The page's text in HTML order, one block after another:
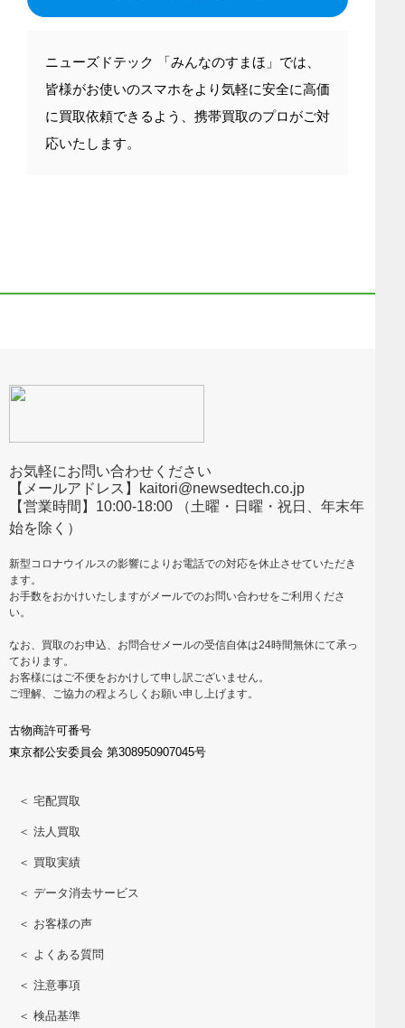
ニューズドテック 「みんなのすまほ」では、
皆様がお使いのスマホをより気軽に安全に高価
に買取依頼できるよう、携帯買取のプロがご対
応いたします。
お気軽にお問い合わせください
【メールアドレス】kaitori@newsedtech.co.jp
【営業時間】10:00-18:00 （土曜・日曜・祝日、年末年
始を除く）
新型コロナウイルスの影響によりお電話での対応を休止させていただき
ます。
お手数をおかけいたしますがメールでのお問い合わせをご利用くださ
い。
なお、買取のお申込、お問合せメールの受信自体は24時間無休にて承っ
ております。
お客様にはご不便をおかけして申し訳ございません。
ご理解、ご協力の程よろしくお願い申し上げます。
古物商許可番号
東京都公安委員会 第308950907045号
＜ 宅配買取
＜ 法人買取
＜ 買取実績
＜ データ消去サービス
＜ お客様の声
＜ よくある質問
＜ 注意事項
＜ 検品基準